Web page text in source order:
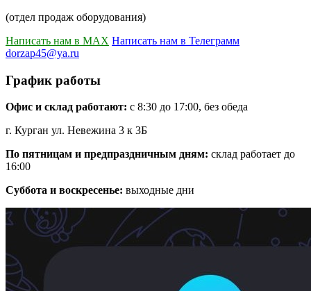
(отдел продаж оборудования)
Написать нам в MAX Написать нам в Телеграмм
dorzap45@ya.ru
График работы
Офис и склад работают: с 8:30 до 17:00, без обеда
г. Курган ул. Невежина 3 к 3Б
По пятницам и предпраздничным дням: склад работает до
16:00
Суббота и воскресенье: выходные дни